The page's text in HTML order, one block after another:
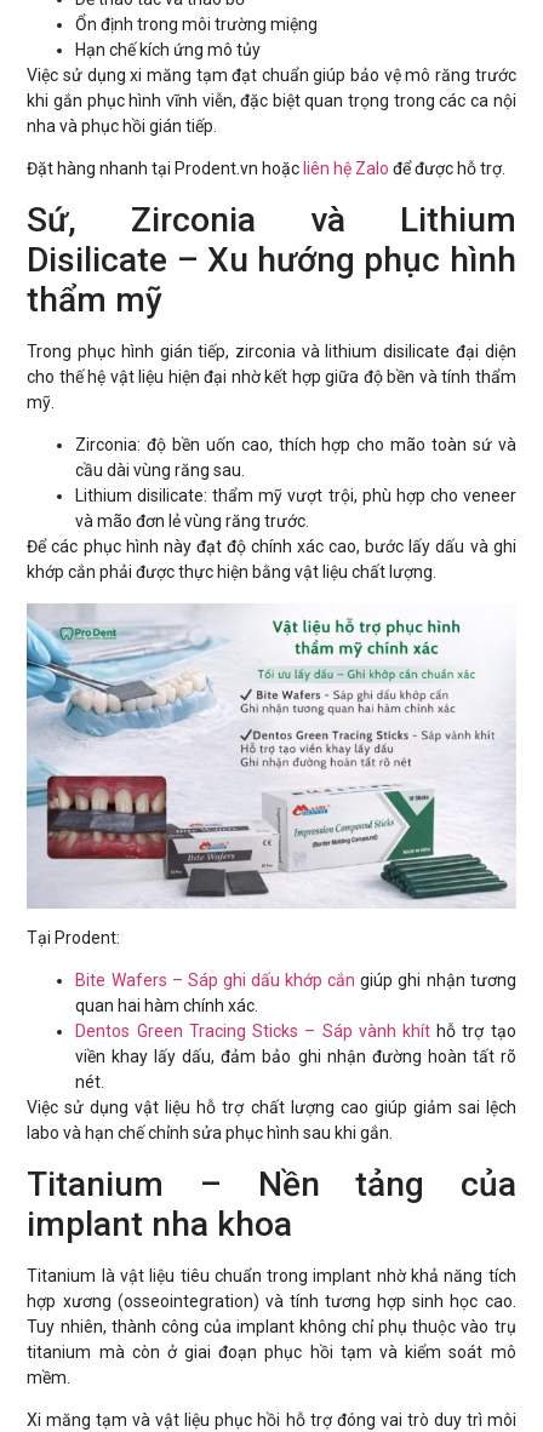
Ổn định trong môi trường miệng
Hạn chế kích ứng mô tủy
Việc sử dụng xi măng tạm đạt chuẩn giúp bảo vệ mô răng trước
khi gắn phục hình vĩnh viễn, đặc biệt quan trọng trong các ca nội
nha và phục hồi gián tiếp.
Đặt hàng nhanh tại Prodent.vn hoặc liên hệ Zalo để được hỗ trợ.
Sứ, Zirconia và Lithium
Disilicate – Xu hướng phục hình
thẩm mỹ
Trong phục hình gián tiếp, zirconia và lithium disilicate đại diện
cho thế hệ vật liệu hiện đại nhờ kết hợp giữa độ bền và tính thẩm
mỹ.
Zirconia: độ bền uốn cao, thích hợp cho mão toàn sứ và
cầu dài vùng răng sau.
Lithium disilicate: thẩm mỹ vượt trội, phù hợp cho veneer
và mão đơn lẻ vùng răng trước.
Để các phục hình này đạt độ chính xác cao, bước lấy dấu và ghi
khớp cắn phải được thực hiện bằng vật liệu chất lượng.
Tại Prodent:
Bite Wafers – Sáp ghi dấu khớp cắn giúp ghi nhận tương
quan hai hàm chính xác.
Dentos Green Tracing Sticks – Sáp vành khíthỗ trợ tạo
viền khay lấy dấu, đảm bảo ghi nhận đường hoàn tất rõ
nét.
Việc sử dụng vật liệu hỗ trợ chất lượng cao giúp giảm sai lệch
labo và hạn chế chỉnh sửa phục hình sau khi gắn.
Titanium – Nền tảng của
implant nha khoa
Titanium là vật liệu tiêu chuẩn trong implant nhờ khả năng tích
hợp xương (osseointegration) và tính tương hợp sinh học cao.
Tuy nhiên, thành công của implant không chỉ phụ thuộc vào trụ
titanium mà còn ở giai đoạn phục hồi tạm và kiểm soát mô
mềm.
Xi măng tạm và vật liệu phục hồi hỗ trợ đóng vai trò duy trì môi